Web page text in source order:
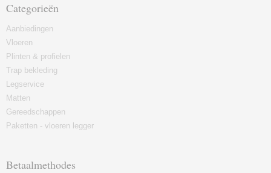
Categorieën
Aanbiedingen
Vloeren
Plinten & profielen
Trap bekleding
Legservice
Matten
Gereedschappen
Paketten - vloeren legger
Betaalmethodes